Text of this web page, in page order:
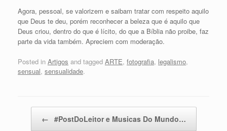
Agora, pessoal, se valorizem e saibam tratar com respeito aquilo
que Deus te deu, porém reconhecer a beleza que é aquilo que
Deus criou, dentro do que é lícito, do que a Bíblia não proibe, faz
parte da vida também. Apreciem com moderação.
Posted in Artigos and tagged ARTE, fotografia, legalismo,
sensual, sensualidade.
← #PostDoLeitor e Musicas Do Mundo…